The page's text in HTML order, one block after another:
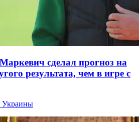
сделал прогноз на
результата, чем в игре с
Украины